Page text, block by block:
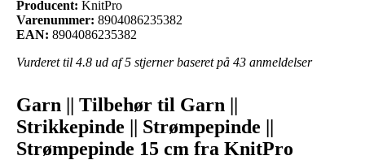
Producent: KnitPro
Varenummer: 8904086235382
EAN: 8904086235382
Vurderet til 4.8 ud af 5 stjerner baseret på 43 anmeldelser
Garn || Tilbehør til Garn ||
Strikkepinde || Strømpepinde ||
Strømpepinde 15 cm fra KnitPro